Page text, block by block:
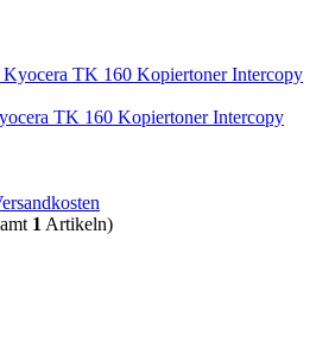
TK 160 Kopiertoner Intercopy
1 Artikeln)